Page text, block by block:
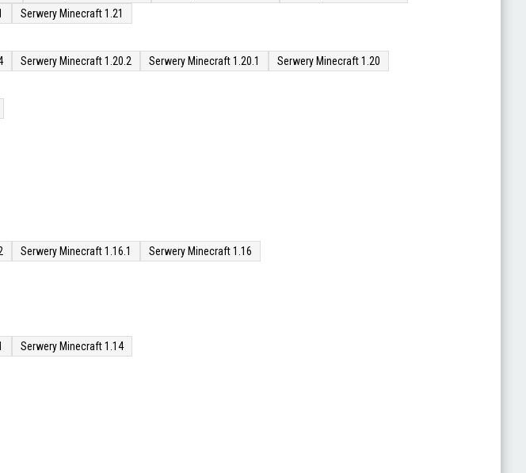
Serwery Minecraft 1.21
Serwery Minecraft 1.20.2 Serwery Minecraft 1.20.1 Serwery Minecraft 1.20
Serwery Minecraft 1.16.1 Serwery Minecraft 1.16
Serwery Minecraft 1.14